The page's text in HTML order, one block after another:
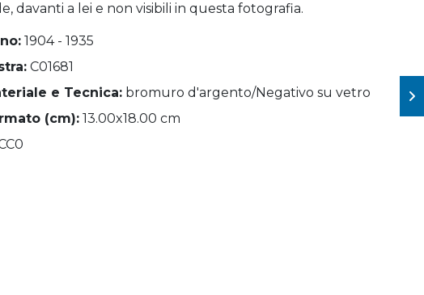
davanti a lei e non visibili in questa fotografia.
1904 - 1935
C01681
e Tecnica: bromuro d'argento/Negativo su vetro
(cm): 13.00x18.00 cm